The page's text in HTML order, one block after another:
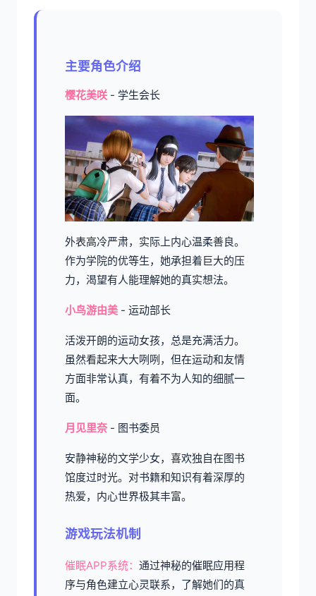
主要角色介绍
樱花美咲 - 学生会长
外表高冷严肃，实际上内心温柔善良。
作为学院的优等生，她承担着巨大的压
力，渴望有人能理解她的真实想法。
小鸟游由美 - 运动部长
活泼开朗的运动女孩，总是充满活力。
虽然看起来大大咧咧，但在运动和友情
方面非常认真，有着不为人知的细腻一
面。
月见里奈 - 图书委员
安静神秘的文学少女，喜欢独自在图书
馆度过时光。对书籍和知识有着深厚的
热爱，内心世界极其丰富。
游戏玩法机制
催眠APP系统： 通过神秘的催眠应用程
序与角色建立心灵联系，了解她们的真